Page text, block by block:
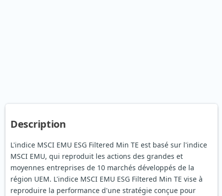
Description
L'indice MSCI EMU ESG Filtered Min TE est basé sur l'indice
MSCI EMU, qui reproduit les actions des grandes et
moyennes entreprises de 10 marchés développés de la
région UEM. L'indice MSCI EMU ESG Filtered Min TE vise à
reproduire la performance d'une stratégie conçue pour